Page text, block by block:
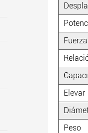
Fuerza
Elevar
Peso